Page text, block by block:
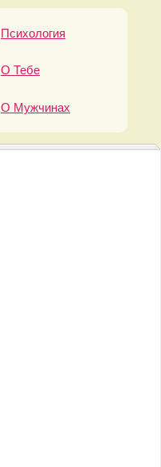
Психология
О Тебе
О Мужчинах